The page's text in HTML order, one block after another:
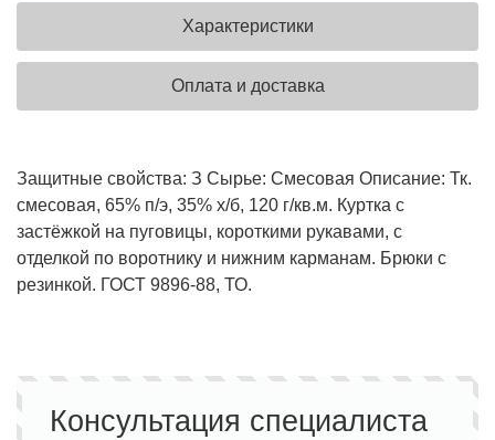
Характеристики
Оплата и доставка
Защитные свойства: З Сырье: Смесовая Описание: Тк.
смесовая, 65% п/э, 35% х/б, 120 г/кв.м. Куртка с
застёжкой на пуговицы, короткими рукавами, с
отделкой по воротнику и нижним карманам. Брюки с
резинкой. ГОСТ 9896-88, ТО.
Консультация специалиста